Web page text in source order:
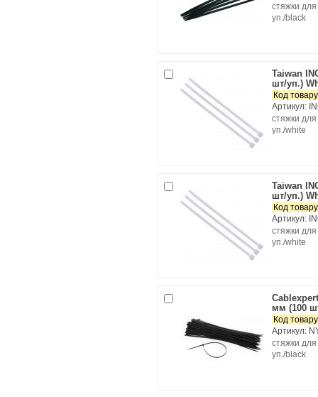
cтяжки
уп./black
Taiwan
шт/уп.)
Код
Артикул:
cтяжки
уп./white
Taiwan
шт/уп.)
Код
Артикул:
cтяжки
уп./white
мм (100
Код
Артикул:
cтяжки
уп./black